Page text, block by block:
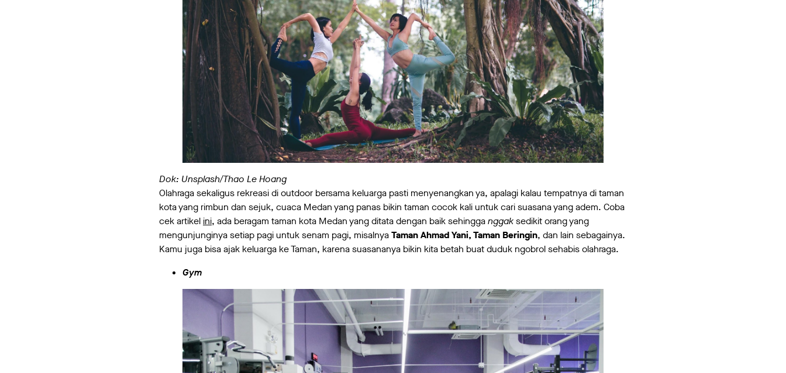
Dok: Unsplash/Thao Le Hoang
Olahraga sekaligus rekreasi di outdoor bersama keluarga pasti menyenangkan ya, apalagi kalau tempatnya di taman
kota yang rimbun dan sejuk, cuaca Medan yang panas bikin taman cocok kali untuk cari suasana yang adem. Coba
cek artikel ini, ada beragam taman kota Medan yang ditata dengan baik sehingganggaksedikit orang yang
mengunjunginya setiap pagi untuk senam pagi, misalnyaTaman Ahmad Yani, Taman Beringin, dan lain sebagainya.
Kamu juga bisa ajak keluarga ke Taman, karena suasananya bikin kita betah buat duduk ngobrol sehabis olahraga.
Gym